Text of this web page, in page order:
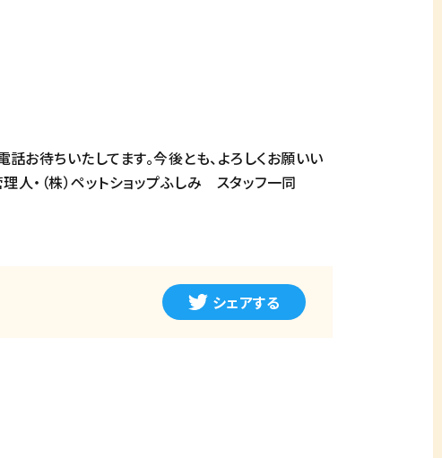
お待ちいたしてます。今後とも、よろしくお願いい
人・（株）ペットショップふしみ スタッフ一同
シェアする